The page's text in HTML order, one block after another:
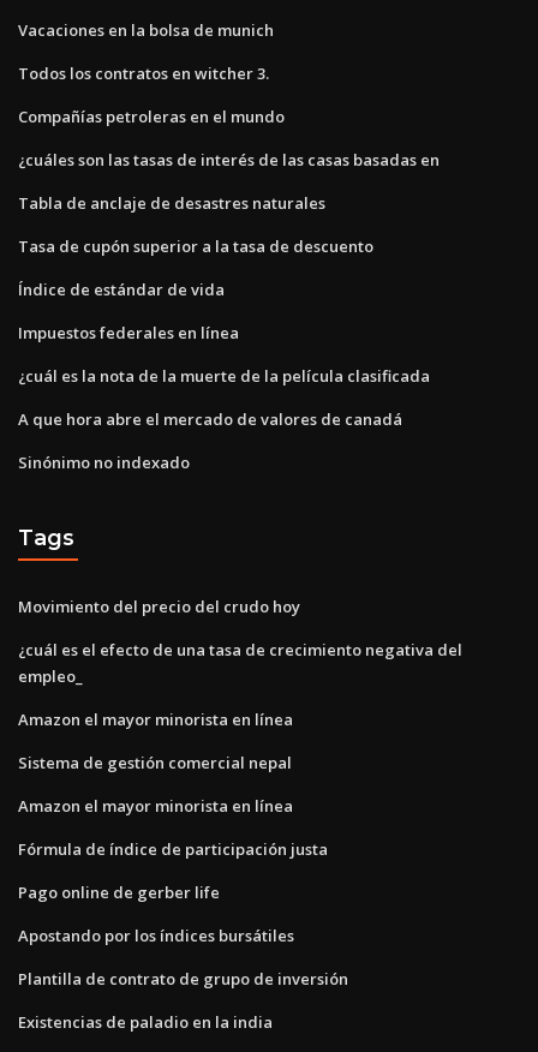
Vacaciones en la bolsa de munich
Todos los contratos en witcher 3.
Compañías petroleras en el mundo
¿cuáles son las tasas de interés de las casas basadas en
Tabla de anclaje de desastres naturales
Tasa de cupón superior a la tasa de descuento
Índice de estándar de vida
Impuestos federales en línea
¿cuál es la nota de la muerte de la película clasificada
A que hora abre el mercado de valores de canadá
Sinónimo no indexado
Tags
Movimiento del precio del crudo hoy
¿cuál es el efecto de una tasa de crecimiento negativa del
empleo_
Amazon el mayor minorista en línea
Sistema de gestión comercial nepal
Amazon el mayor minorista en línea
Fórmula de índice de participación justa
Pago online de gerber life
Apostando por los índices bursátiles
Plantilla de contrato de grupo de inversión
Existencias de paladio en la india